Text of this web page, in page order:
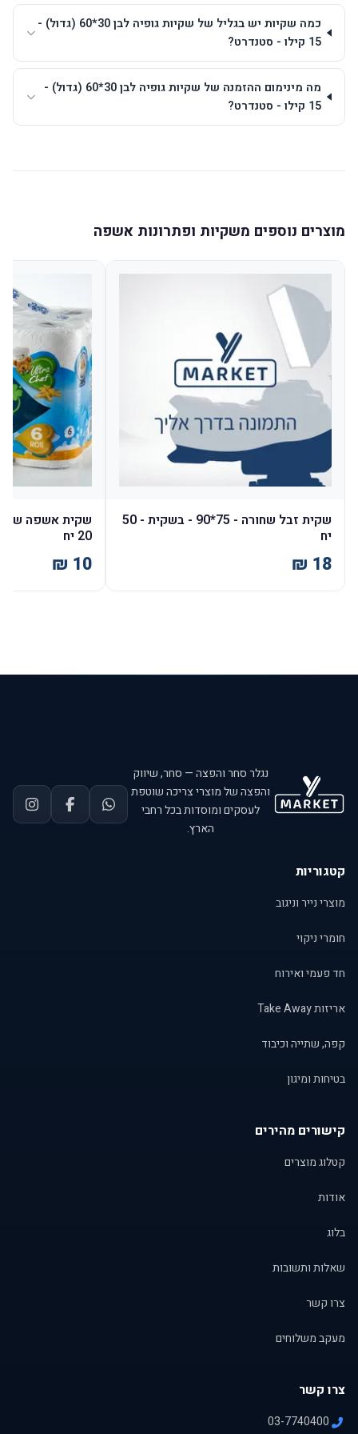
כמה שקיות יש בגליל של שקיות גופיה לבן 30*60 (גדול) -
15 קילו - סטנדרט?
מה מינימום ההזמנה של שקיות גופיה לבן 30*60 (גדול) -
15 קילו - סטנדרט?
מוצרים נוספים משקיות ופתרונות אשפה
שקית זבל שחורה - 75*90 - בשקית - 50
יח
20 יח
נגלר סחר והפצה — סחר, שיווק
והפצה של מוצרי צריכה שוטפת
לעסקים ומוסדות בכל רחבי
הארץ.
קטגוריות
מוצרי נייר וניגוב
חומרי ניקוי
חד פעמי ואירוח
אריזות Take Away
קפה, שתייה וכיבוד
בטיחות ומיגון
קישורים מהירים
קטלוג מוצרים
אודות
בלוג
שאלות ותשובות
צרו קשר
מעקב משלוחים
צרו קשר
03-7740400